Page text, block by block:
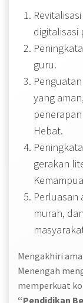
digitalisasi
guru.
yang
Hebat.
gerakan
Perluasan
murah,
Mengakhiri
Menengah
memperkuat
“Pendidikan